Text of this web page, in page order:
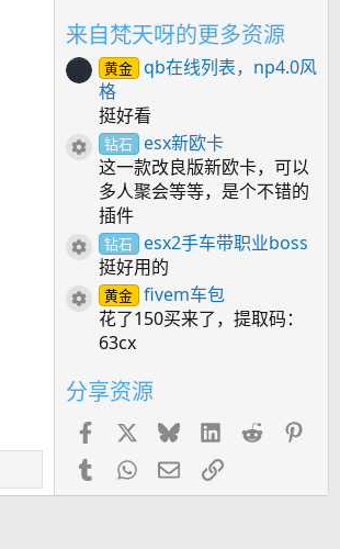
0
0
星
来自梵天呀的更多资源
黄金 qb在线列表，np4.0风
格
挺好看
资源图标
钻石
esx新欧卡
这一款改良版新欧卡，可以
多人聚会等等，是个不错的
插件
资源图标
钻石
esx2手车带职业boss
挺好用的
资源图标
黄金 fivem车包
花了150买来了，提取码：
63cx
分享资源
FacebookBlueskyLinkedIn
Reddit
TumblrWhatsApp
邮件链接